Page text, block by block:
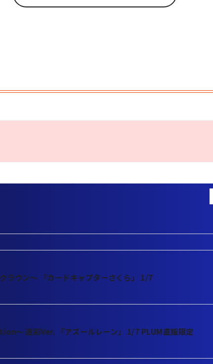
ラウン～ 「カードキャプターさくら」 1/7
～ 迷彩Ver. 「アズールレーン」 1/7 PLUM直販限定